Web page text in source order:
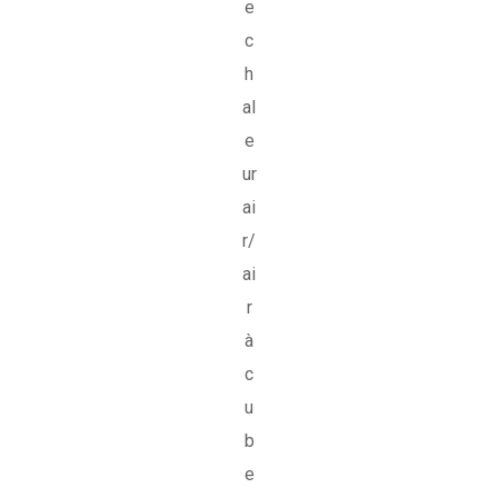
e
c
h
al
e
ur
ai
r/
ai
r
à
c
u
b
e